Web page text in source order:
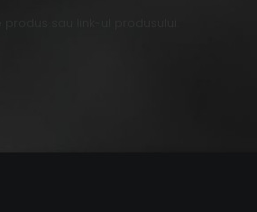
sau link-ul produsului.